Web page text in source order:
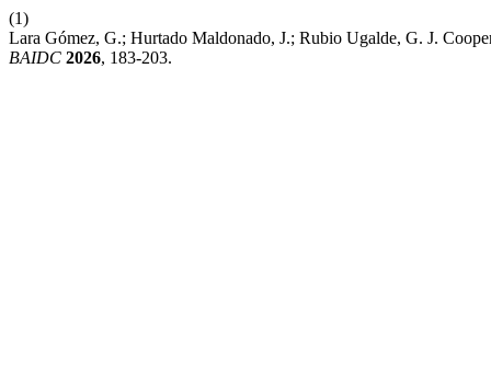
(1)
Lara Gómez, G.; Hurtado Maldonado, J.; Rubio Ugalde, G. J.
BAIDC 2026, 183-203.